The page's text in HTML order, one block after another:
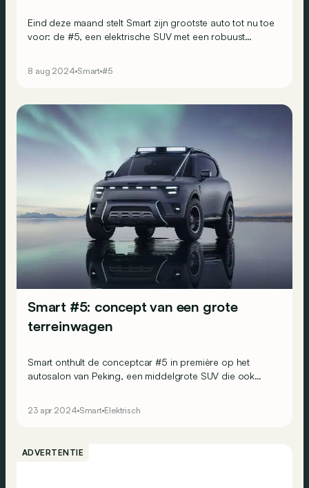
Eind deze maand stelt Smart zijn grootste auto tot nu toe
voor: de #5, een elektrische SUV met een robuust
8 aug 2024 Smart #5
Smart #5: concept van een grote
terreinwagen
Smart onthult de conceptcar #5 in première op het
autosalon van Peking, een middelgrote SUV die ook
23 apr 2024 Smart Elektrisch
ADVERTENTIE